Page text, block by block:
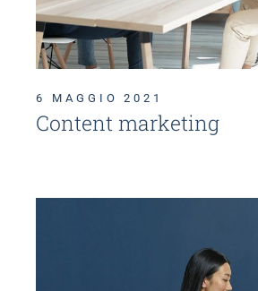
6 MAGGIO 2021
Content marketing